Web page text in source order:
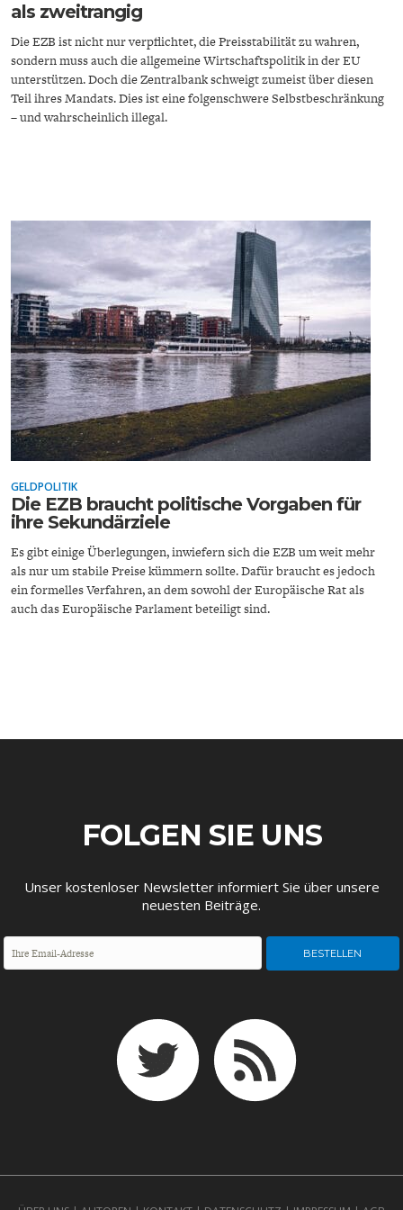
CIRCULAR ECONOMY
ENTWICKLUNGSPOLITIK
als zweitrangig
Die EZB ist nicht nur verpflichtet, die Preisstabilität zu wahren,
sondern muss auch die allgemeine Wirtschaftspolitik in der EU
unterstützen. Doch die Zentralbank schweigt zumeist über diesen
Teil ihres Mandats. Dies ist eine folgenschwere Selbstbeschränkung
– und wahrscheinlich illegal.
GELDPOLITIK
Die EZB braucht politische Vorgaben für
ihre Sekundärziele
Es gibt einige Überlegungen, inwiefern sich die EZB um weit mehr
als nur um stabile Preise kümmern sollte. Dafür braucht es jedoch
ein formelles Verfahren, an dem sowohl der Europäische Rat als
auch das Europäische Parlament beteiligt sind.
FOLGEN SIE UNS
Unser kostenloser Newsletter informiert Sie über unsere
neuesten Beiträge.